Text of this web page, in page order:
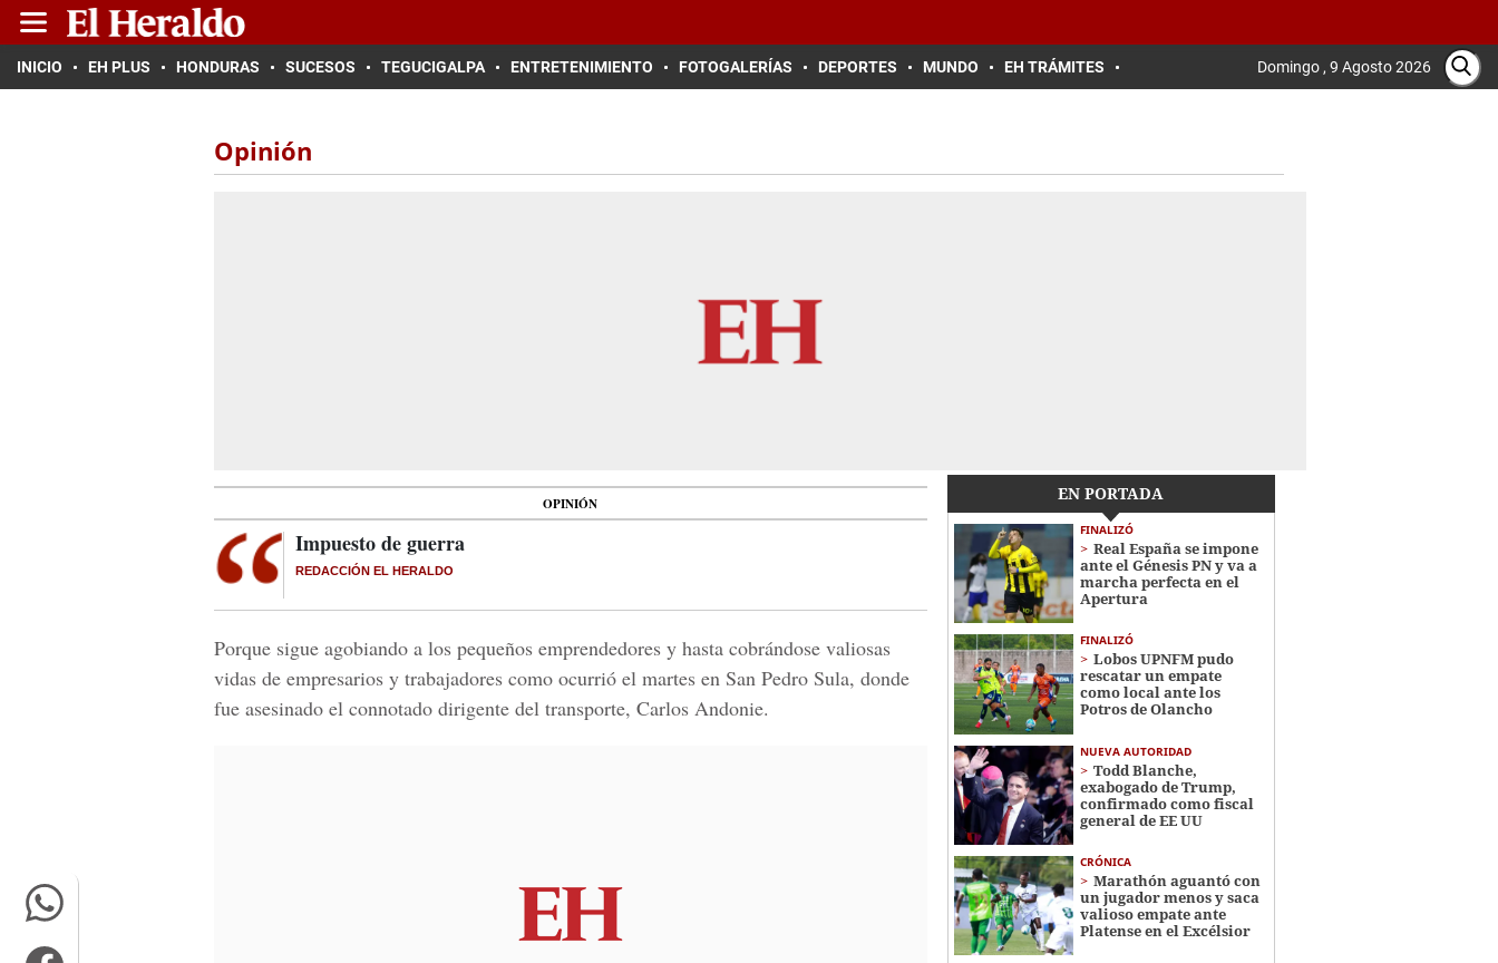
INICIO EH PLUS HONDURAS SUCESOS TEGUCIGALPA ENTRETENIMIENTO FOTOGALERÍAS DEPORTES MUNDO EH TRÁMITES Domingo , 9 Agosto 2026
Opinión
OPINIÓN
Impuesto de guerra
REDACCIÓN EL HERALDO
Porque sigue agobiando a los pequeños emprendedores y hasta cobrándose valiosas
vidas de empresarios y trabajadores como ocurrió el martes en San Pedro Sula, donde
fue asesinado el connotado dirigente del transporte, Carlos Andonie.
EN PORTADA
FINALIZÓ
Real España se impone
ante el Génesis PN y va a
marcha perfecta en el
Apertura
FINALIZÓ
Lobos UPNFM pudo
rescatar un empate
como local ante los
Potros de Olancho
NUEVA AUTORIDAD
Todd Blanche,
exabogado de Trump,
confirmado como fiscal
general de EE UU
CRÓNICA
Marathón aguantó con
un jugador menos y saca
valioso empate ante
Platense en el Excélsior